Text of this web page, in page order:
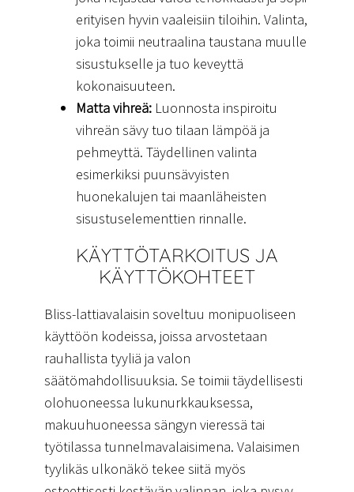
erityisen hyvin vaaleisiin tiloihin. Valinta,
joka toimii neutraalina taustana muulle
sisustukselle ja tuo keveyttä
kokonaisuuteen.
Matta vihreä: Luonnosta inspiroitu
vihreän sävy tuo tilaan lämpöä ja
pehmeyttä. Täydellinen valinta
esimerkiksi puunsävyisten
huonekalujen tai maanläheisten
sisustuselementtien rinnalle.
KÄYTTÖTARKOITUS JA
KÄYTTÖKOHTEET
Bliss-lattiavalaisin soveltuu monipuoliseen
käyttöön kodeissa, joissa arvostetaan
rauhallista tyyliä ja valon
säätömahdollisuuksia. Se toimii täydellisesti
olohuoneessa lukunurkkauksessa,
makuuhuoneessa sängyn vieressä tai
työtilassa tunnelmavalaisimena. Valaisimen
tyylikäs ulkonäkö tekee siitä myös